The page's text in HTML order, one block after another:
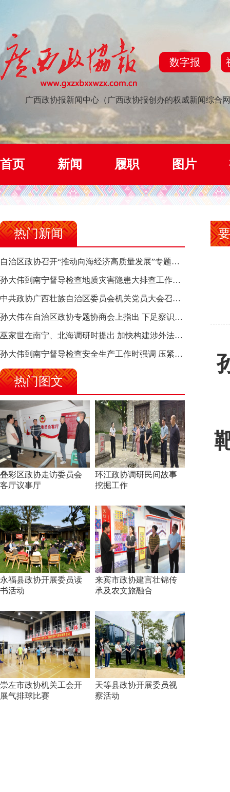
数字报
广西政协报新闻中心（广西政协报创办的权威新闻综合
首页 新闻 履职 图片
热门新闻
自治区政协召开“推动向海经济高质量发展”专题调研座谈会 钱学明出席并讲话
孙大伟到南宁督导检查地质灾害隐患大排查工作时强调 筑牢地质灾害安全防线 全力保障人民群众生命财产安全
中共政协广西壮族自治区委员会机关党员大会召开 选举产生新一届机关党委、机关纪委
孙大伟在自治区政协专题协商会上指出 下足察识谋督之功 恪尽服务大局之责 助推有色金属、关键金属产业高质量发展
巫家世在南宁、北海调研时提出 加快构建涉外法律供给集群 护航向海经济高质量发展
孙大伟到南宁督导检查安全生产工作时强调 压紧压实责任 狠抓隐患整治 坚决筑牢安全生产防线
热门图文
叠彩区政协走访委员会
客厅议事厅
环江政协调研民间故事
挖掘工作
永福县政协开展委员读
书活动
来宾市政协建言壮锦传
承及农文旅融合
崇左市政协机关工会开
展气排球比赛
天等县政协开展委员视
察活动